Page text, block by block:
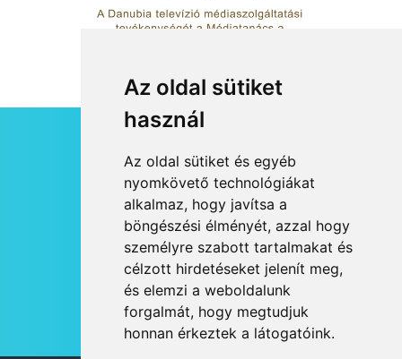
Az oldal sütiket
használ
Az oldal sütiket és egyéb
nyomkövető technológiákat
alkalmaz, hogy javítsa a
böngészési élményét, azzal hogy
személyre szabott tartalmakat és
célzott hirdetéseket jelenít meg,
és elemzi a weboldalunk
forgalmát, hogy megtudjuk
honnan érkeztek a látogatóink.
RSS
JOGI NYILATKOZAT
KAPCSOLAT
OLDALTÉRKÉP
IMPRESSZUM
HÍR BEKÜLDÉSE